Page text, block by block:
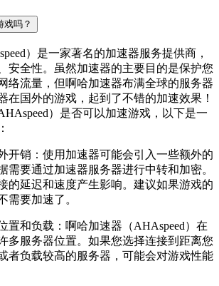
戏吗？
）是一家著名的加速器服务提供商，
安全性。虽然加速器的主要目的是保护您
络流量，但啊哈加速器布满全球的服务器
在国外的游戏，起到了不错的加速效果！
）是否可以加速游戏，以下是一
开销：使用加速器可能会引入一些额外的
需要通过加速器服务器进行中转和加密。
的延迟和速度产生影响。建议如果游戏的
需要加速了。
置和负载：啊哈加速器（AHAspeed）在
多服务器位置。如果您选择连接到距离您
者负载较高的服务器，可能会对游戏性能